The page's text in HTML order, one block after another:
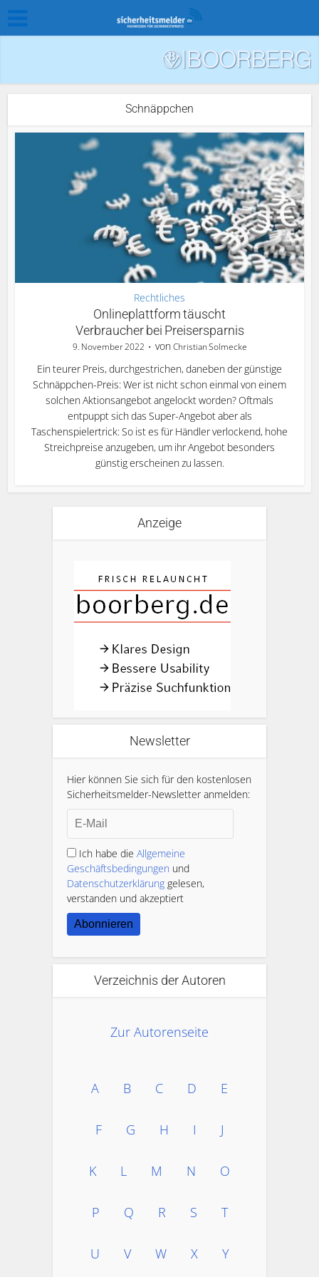
Schnäppchen
Rechtliches
Onlineplattform täuscht
Verbraucher bei Preisersparnis
9. November 2022 vonChristian Solmecke
Ein teurer Preis, durchgestrichen, daneben der günstige
Schnäppchen-Preis: Wer ist nicht schon einmal von einem
solchen Aktionsangebot angelockt worden? Oftmals
entpuppt sich das Super-Angebot aber als
Taschenspielertrick: So ist es für Händler verlockend, hohe
Streichpreise anzugeben, um ihr Angebot besonders
günstig erscheinen zu lassen.
Anzeige
Newsletter
Hier können Sie sich für den kostenlosen
Sicherheitsmelder-Newsletter anmelden:
Ich habe die Allgemeine
Geschäftsbedingungen und
Datenschutzerklärung gelesen,
verstanden und akzeptiert
Abonnieren
Verzeichnis der Autoren
Zur Autorenseite
A B C D E
F G H I J
K L M N O
P Q R S T
U V W X Y